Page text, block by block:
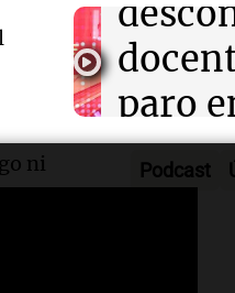
ni
Episodios
falta
Noticias
Episodios
paro
2023
Audio.
clave
causa
Audio.
Podcast